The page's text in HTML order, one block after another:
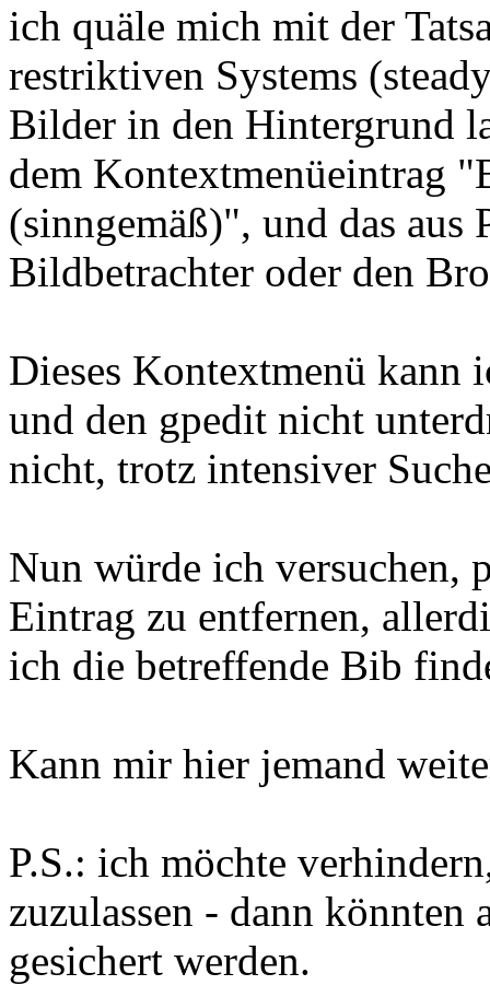
ich quäle mich mit der
restriktiven Systems
Bilder in den Hintergrund
dem Kontextmenüeintrag
(sinngemäß)", und das aus
Bildbetrachter oder den
Dieses Kontextmenü kann
und den gpedit nicht
nicht, trotz intensiver
Nun würde ich versuchen,
Eintrag zu entfernen,
ich die betreffende Bib
Kann mir hier jemand
P.S.: ich möchte
zuzulassen - dann
gesichert werden.